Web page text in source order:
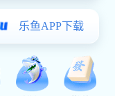
。其功用是将活